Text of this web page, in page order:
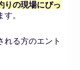
りの現場にぴっ
。
れる方のエント